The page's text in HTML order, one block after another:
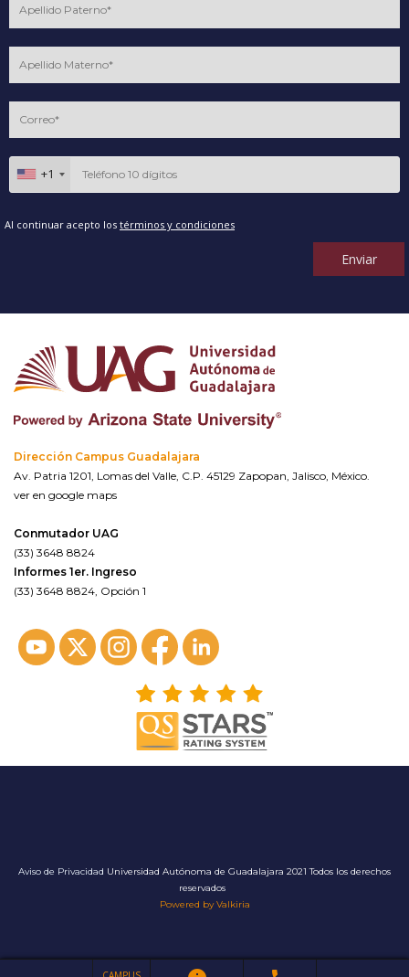
+1
Al continuar acepto los términos y condiciones
Enviar
Dirección Campus Guadalajara
Av. Patria 1201, Lomas del Valle, C.P. 45129 Zapopan, Jalisco, México.
ver en google maps
Conmutador UAG
(33) 3648 8824
Informes 1er. Ingreso
(33) 3648 8824, Opción 1
Aviso de Privacidad Universidad Autónoma de Guadalajara 2021 Todos los derechos
reservados
Powered by Valkiria